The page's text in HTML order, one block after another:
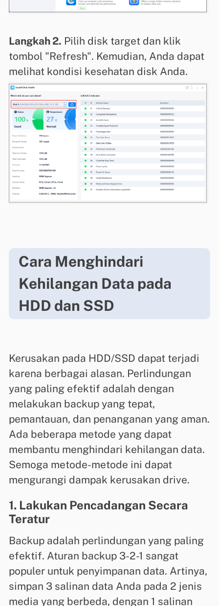
Langkah 2. Pilih disk target dan klik
tombol "Refresh". Kemudian, Anda dapat
melihat kondisi kesehatan disk Anda.
Cara Menghindari
Kehilangan Data pada
HDD dan SSD
Kerusakan pada HDD/SSD dapat terjadi
karena berbagai alasan. Perlindungan
yang paling efektif adalah dengan
melakukan backup yang tepat,
pemantauan, dan penanganan yang aman.
Ada beberapa metode yang dapat
membantu menghindari kehilangan data.
Semoga metode-metode ini dapat
mengurangi dampak kerusakan drive.
1. Lakukan Pencadangan Secara
Teratur
Backup adalah perlindungan yang paling
efektif. Aturan backup 3-2-1 sangat
populer untuk penyimpanan data. Artinya,
simpan 3 salinan data Anda pada 2 jenis
media yang berbeda, dengan 1 salinan